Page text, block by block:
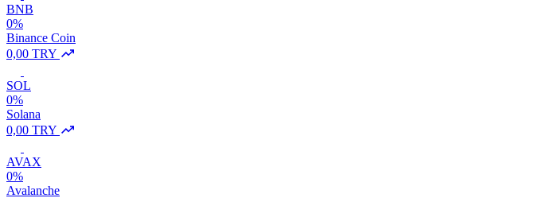
BNB
0%
Binance Coin
0,00 TRY
SOL
0%
Solana
0,00 TRY
AVAX
0%
Avalanche